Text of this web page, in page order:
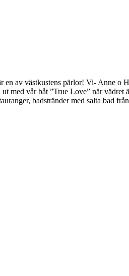
av västkustens pärlor! Vi- Anne
med vår båt ”True Love” när
badstränder med salta bad